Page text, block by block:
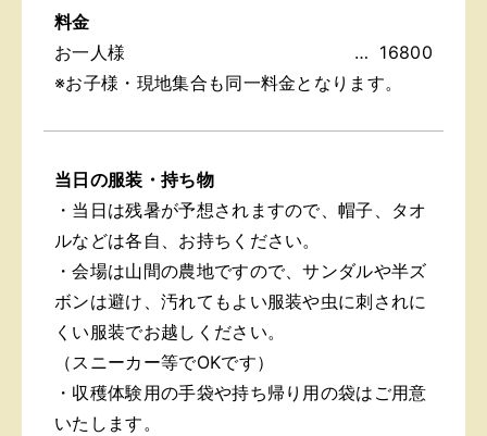
料金
お一人様
16800
※お子様・現地集合も同一料金となります。
当日の服装・持ち物
・当日は残暑が予想されますので、帽子、タオ
ルなどは各自、お持ちください。
・会場は山間の農地ですので、サンダルや半ズ
ボンは避け、汚れてもよい服装や虫に刺されに
くい服装でお越しください。
（スニーカー等でOKです）
・収穫体験用の手袋や持ち帰り用の袋はご用意
いたします。